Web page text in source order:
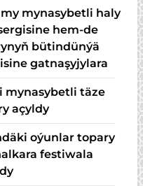
mynasybetli haly
hem-de
bütindünýä
gatnaşyjylara
mynasybetli täze
açyldy
oýunlar topary
festiwala